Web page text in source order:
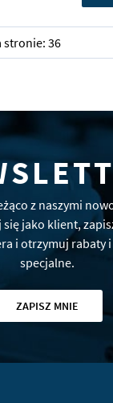
stronie: 36
z naszymi
jako klient,
i otrzymuj rabaty
specjalne.
ZAPISZ MNIE